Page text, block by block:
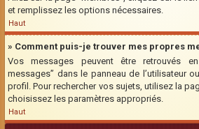
et remplissez les options nécessaires.
Haut
» Comment puis-je trouver mes propres
Vos messages peuvent être retrouvés
messages” dans le panneau de l’utilisateur
profil. Pour rechercher vos sujets, utilisez la
choisissez les paramètres appropriés.
Haut